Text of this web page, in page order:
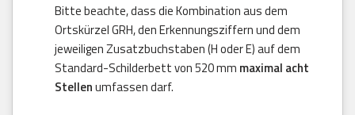
Bitte beachte, dass die Kombination aus dem
Ortskürzel GRH, den Erkennungsziffern und dem
jeweiligen Zusatzbuchstaben (H oder E) auf dem
Standard-Schilderbett von 520 mm maximal acht
Stellenumfassen darf.